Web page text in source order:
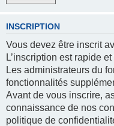
INSCRIPTION
Vous devez être inscrit
L’inscription est rapide
Les administrateurs du
fonctionnalités
Avant de vous inscrire,
connaissance de nos
politique de